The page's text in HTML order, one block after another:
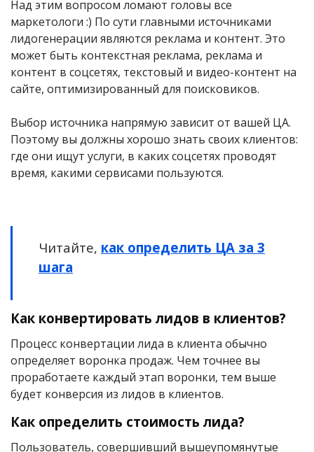
Над этим вопросом ломают головы все
маркетологи :) По сути главными источниками
лидогенерации являются реклама и контент. Это
может быть контекстная реклама, реклама и
контент в соцсетях, текстовый и видео-контент на
сайте, оптимизированный для поисковиков.
Выбор источника напрямую зависит от вашей ЦА.
Поэтому вы должны хорошо знать своих клиентов:
где они ищут услуги, в каких соцсетях проводят
время, какими сервисами пользуются.
Читайте, как определить ЦА за 3
шага
Как конвертировать лидов в клиентов?
Процесс конвертации лида в клиента обычно
определяет воронка продаж. Чем точнее вы
проработаете каждый этап воронки, тем выше
будет конверсия из лидов в клиентов.
Как определить стоимость лида?
Пользователь, совершивший вышеупомянутые